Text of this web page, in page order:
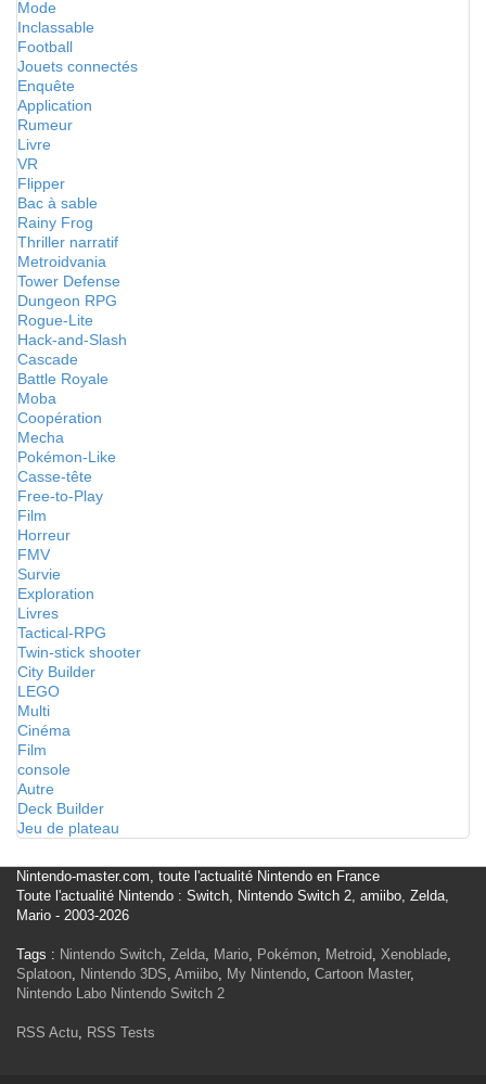
Mode
Inclassable
Football
Jouets connectés
Enquête
Application
Rumeur
Livre
VR
Flipper
Bac à sable
Rainy Frog
Thriller narratif
Metroidvania
Tower Defense
Dungeon RPG
Rogue-Lite
Hack-and-Slash
Cascade
Battle Royale
Moba
Coopération
Mecha
Pokémon-Like
Casse-tête
Free-to-Play
Film
Horreur
FMV
Survie
Exploration
Livres
Tactical-RPG
Twin-stick shooter
City Builder
LEGO
Multi
Cinéma
Film
console
Autre
Deck Builder
Jeu de plateau
Nintendo-master.com, toute l'actualité Nintendo en France
Toute l'actualité Nintendo : Switch, Nintendo Switch 2, amiibo, Zelda,
Mario - 2003-2026
Tags : Nintendo Switch, Zelda, Mario, Pokémon, Metroid, Xenoblade,
Splatoon, Nintendo 3DS, Amiibo, My Nintendo, Cartoon Master,
Nintendo Labo Nintendo Switch 2
RSS Actu, RSS Tests